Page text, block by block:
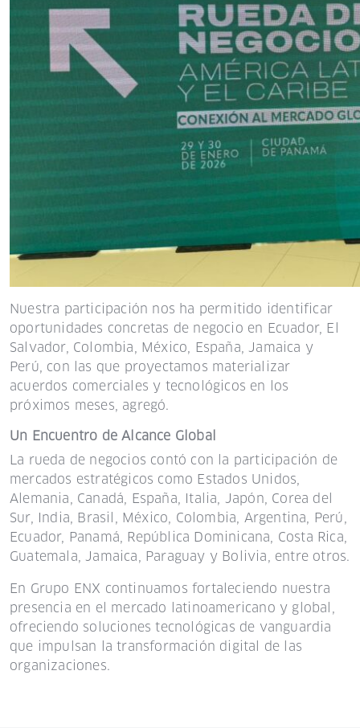
Nuestra participación nos ha permitido identificar
oportunidades concretas de negocio en Ecuador, El
Salvador, Colombia, México, España, Jamaica y
Perú, con las que proyectamos materializar
acuerdos comerciales y tecnológicos en los
próximos meses, agregó.
Un Encuentro de Alcance Global
La rueda de negocios contó con la participación de
mercados estratégicos como Estados Unidos,
Alemania, Canadá, España, Italia, Japón, Corea del
Sur, India, Brasil, México, Colombia, Argentina, Perú,
Ecuador, Panamá, República Dominicana, Costa Rica,
Guatemala, Jamaica, Paraguay y Bolivia, entre otros.
En Grupo ENX continuamos fortaleciendo nuestra
presencia en el mercado latinoamericano y global,
ofreciendo soluciones tecnológicas de vanguardia
que impulsan la transformación digital de las
organizaciones.